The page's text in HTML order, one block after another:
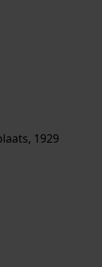
1929